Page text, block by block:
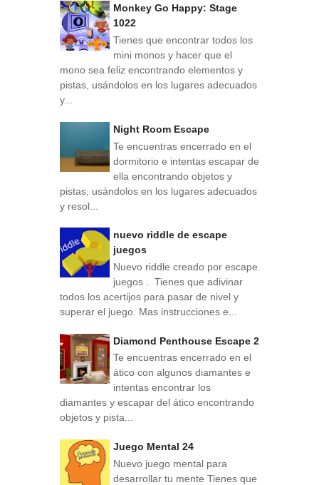
Monkey Go Happy: Stage
1022
Tienes que encontrar todos los
mini monos y hacer que el
mono sea feliz encontrando elementos y
pistas, usándolos en los lugares adecuados
y...
Night Room Escape
Te encuentras encerrado en el
dormitorio e intentas escapar de
ella encontrando objetos y
pistas, usándolos en los lugares adecuados
y resol...
nuevo riddle de escape
juegos
Nuevo riddle creado por escape
juegos . Tienes que adivinar
todos los acertijos para pasar de nivel y
superar el juego. Mas instrucciones e...
Diamond Penthouse Escape 2
Te encuentras encerrado en el
ático con algunos diamantes e
intentas encontrar los
diamantes y escapar del ático encontrando
objetos y pista...
Juego Mental 24
Nuevo juego mental para
desarrollar tu mente Tienes que